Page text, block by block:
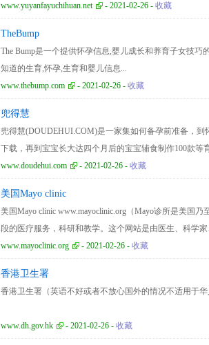
语言提升营养品牌参考。
www.yuyanfayuchihuan.net - 2021-02-26 - 收藏
TheBump
The Bump是一个提供怀孕信息,婴儿成长和养育子女技
知道的生育,怀孕,生育和婴儿信息...
www.thebump.com
- 2021-02-26 - 收藏
兜得慧
兜得慧(DOUDEHUI.COM)是一家集如何备孕前准备，
下载，再到宝宝长大达四个月后的宝宝辅食制作100款
收藏并长期关注！
www.doudehui.com - 2021-02-26 - 收藏
美国Mayo clinic
美国Mayo clinic www.mayoclinic.org（Mayo诊所是美国
段的医疗服务，科研和教学。这个网站是由医生、科学
并不涉及复杂的诊断和治疗，而是对健康问题简要的介
www.mayoclinic.org - 2021-02-26 - 收藏
香港卫生署
香港卫生署（英语不好或者不放心国外的情况不适用于
www.dh.gov.hk - 2021-02-26 - 收藏